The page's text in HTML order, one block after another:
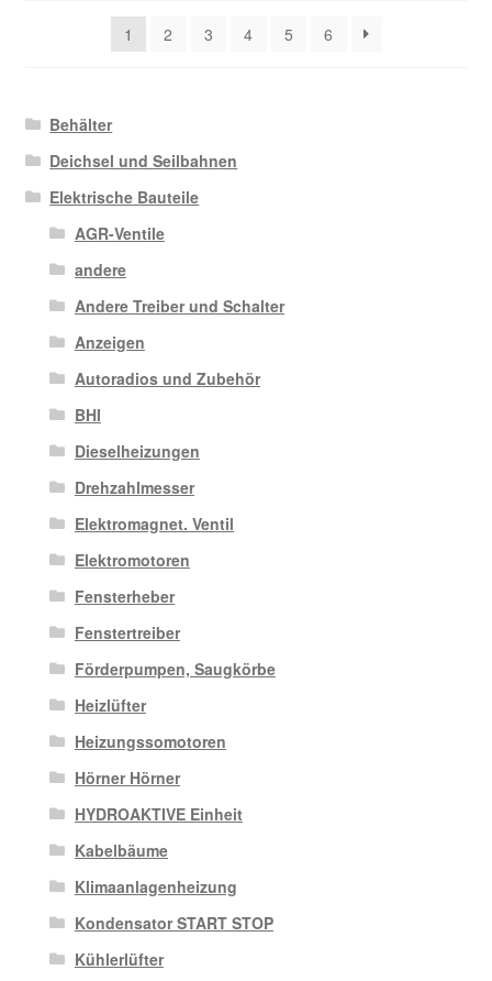
1
2 3 4 5 6
Behälter
Deichsel und Seilbahnen
Elektrische Bauteile
AGR-Ventile
andere
Andere Treiber und Schalter
Anzeigen
Autoradios und Zubehör
BHI
Dieselheizungen
Drehzahlmesser
Elektromagnet. Ventil
Elektromotoren
Fensterheber
Fenstertreiber
Förderpumpen, Saugkörbe
Heizlüfter
Heizungssomotoren
Hörner Hörner
HYDROAKTIVE Einheit
Kabelbäume
Klimaanlagenheizung
Kondensator START STOP
Kühlerlüfter